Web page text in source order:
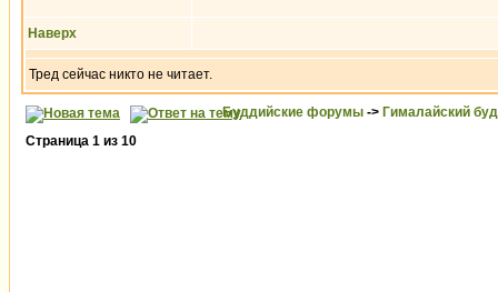
Наверх
Тред сейчас никто не читает.
Буддийские форумы -> Гималайский
Страница 1 из 10